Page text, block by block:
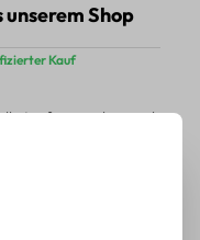
Shop
5 Sternen
Kauf
Lieferung, kann ich